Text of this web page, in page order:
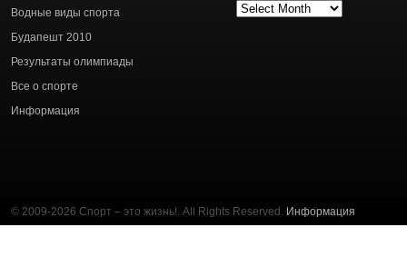
Водные виды спорта
Будапешт 2010
Результаты олимпиады
Все о спорте
Информация
Архив
© 2009-2026 Спорт – это жизнь!. All Rights Reserved. Информация